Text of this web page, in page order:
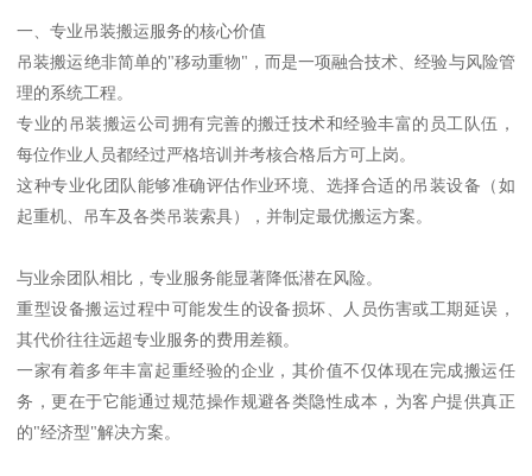
一、专业吊装搬运服务的核心价值
吊装搬运绝非简单的"移动重物"，而是一项融合技术、经验与风险管
理的系统工程。
专业的吊装搬运公司拥有完善的搬迁技术和经验丰富的员工队伍，
每位作业人员都经过严格培训并考核合格后方可上岗。
这种专业化团队能够准确评估作业环境、选择合适的吊装设备（如
起重机、吊车及各类吊装索具），并制定最优搬运方案。
与业余团队相比，专业服务能显著降低潜在风险。
重型设备搬运过程中可能发生的设备损坏、人员伤害或工期延误，
其代价往往远超专业服务的费用差额。
一家有着多年丰富起重经验的企业，其价值不仅体现在完成搬运任
务，更在于它能通过规范操作规避各类隐性成本，为客户提供真正
的"经济型"解决方案。